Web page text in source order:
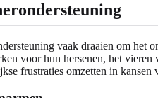
vaak draaien om het
voor hun hersenen, het
frustraties omzetten in